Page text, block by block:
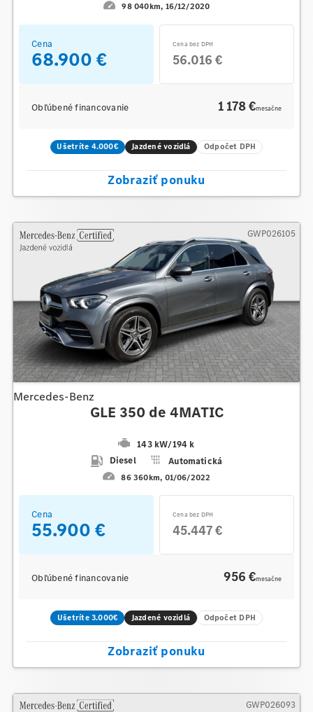
98 040km 16/12/2020
Cena
68.900 €
Cena bez DPH
56.016 €
Obľúbené financovanie 1 178 €mesačne
Ušetríte 4.000€ Jazdené vozidlá Odpočet DPH
Zobraziť ponuku
Mercedes-Benz
GLE 350 de 4MATIC
143 kW/194 k
Diesel
Automatická
86 360km 01/06/2022
GWP026105
Cena
55.900 €
Cena bez DPH
45.447 €
Obľúbené financovanie 956 €mesačne
Ušetríte 3.000€ Jazdené vozidlá Odpočet DPH
Zobraziť ponuku
GWP026093